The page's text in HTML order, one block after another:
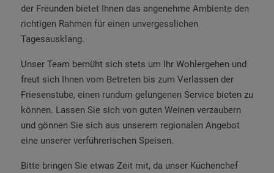
der Freunden bietet Ihnen das angenehme Ambiente den
richtigen Rahmen für einen unvergesslichen
Tagesausklang.
Unser Team bemüht sich stets um Ihr Wohlergehen und
freut sich Ihnen vom Betreten bis zum Verlassen der
Friesenstube, einen rundum gelungenen Service bieten zu
können. Lassen Sie sich von guten Weinen verzaubern
und gönnen Sie sich aus unserem regionalen Angebot
eine unserer verführerischen Speisen.
Bitte bringen Sie etwas Zeit mit, da unser Küchenchef